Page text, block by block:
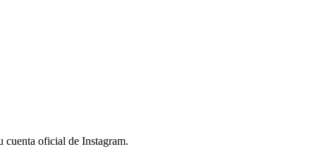
cuenta oficial de Instagram.